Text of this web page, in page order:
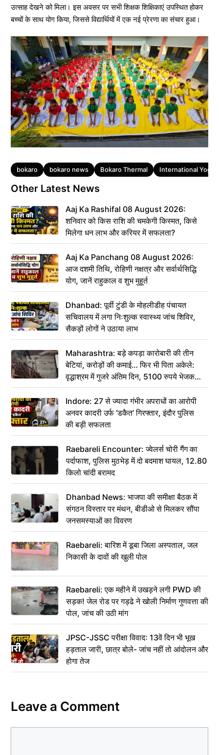
उत्साह देखने को मिला। इस अवसर पर सभी शिक्षक शिक्षिकाएं उपस्थित होकर
बच्चों के साथ योग किया, जिससे विद्यार्थियों में एक नई प्रेरणा का संचार हुआ।
Tags
bokaro bokaro news Bokaro Thermal International Yoga
Other Latest News
Aaj Ka Rashifal 08 August 2026:
शनिवार को किस राशि की चमकेगी किस्मत, किसे
मिलेगा धन लाभ और करियर में सफलता?
Aaj Ka Panchang 08 August 2026:
आज दशमी तिथि, रोहिणी नक्षत्र और सर्वार्थसिद्धि
योग, जानें राहुकाल व शुभ मुहूर्त
Dhanbad: पूर्वी टुंडी के मोहलीडीह पंचायत
सचिवालय में लगा निःशुल्क स्वास्थ्य जांच शिविर,
सैकड़ों लोगों ने उठाया लाभ
Maharashtra: बड़े कपड़ा कारोबारी की तीन
बेटियां, करोड़ों की कमाई… फिर भी पिता अकेले:
वृद्धाश्रम में गुजरे अंतिम दिन, 5100 रुपये भेजकर
कहा– अंतिम संस्कार कर दीजिए हम नहीं आ पाएंगे
Indore: 27 से ज्यादा गंभीर अपराधों का आरोपी
अनवर कादरी उर्फ ‘डकैत’ गिरफ्तार, इंदौर पुलिस
की बड़ी सफलता
Raebareli Encounter: ज्वेलर्स चोरी गैंग का
पर्दाफाश, पुलिस मुठभेड़ में दो बदमाश घायल, 12.80
किलो चांदी बरामद
Dhanbad News: भाजपा की समीक्षा बैठक में
संगठन विस्तार पर मंथन, बीडीओ से मिलकर सौंपा
जनसमस्याओं का विवरण
Raebareli: बारिश में डूबा जिला अस्पताल, जल
निकासी के दावों की खुली पोल
Raebareli: एक महीने में उखड़ने लगी PWD की
सड़क! जेल रोड पर गड्ढे ने खोली निर्माण गुणवत्ता की
पोल, जांच की उठी मांग
JPSC-JSSC परीक्षा विवाद: 13वें दिन भी भूख
हड़ताल जारी, छात्र बोले- जांच नहीं तो आंदोलन और
होगा तेज
Leave a Comment